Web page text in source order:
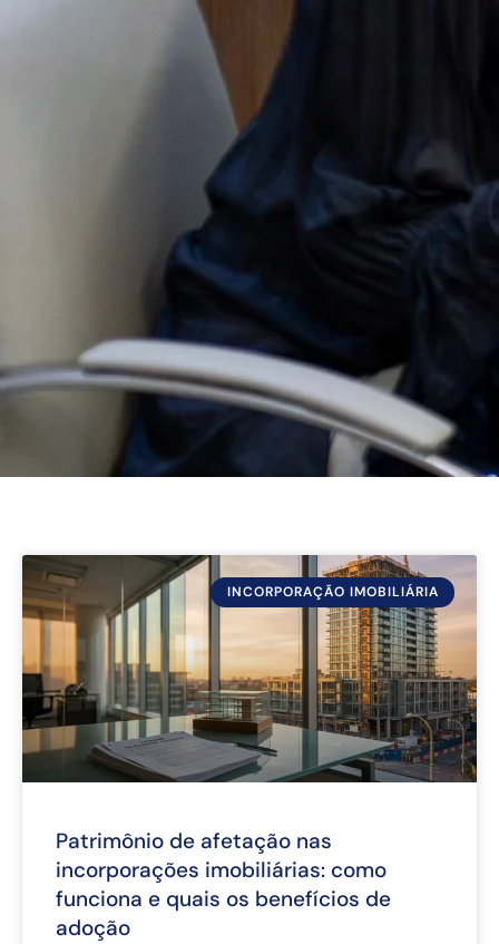
INCORPORAÇÃO IMOBILIÁRIA
Patrimônio de afetação nas
incorporações imobiliárias: como
funciona e quais os benefícios de
adoção